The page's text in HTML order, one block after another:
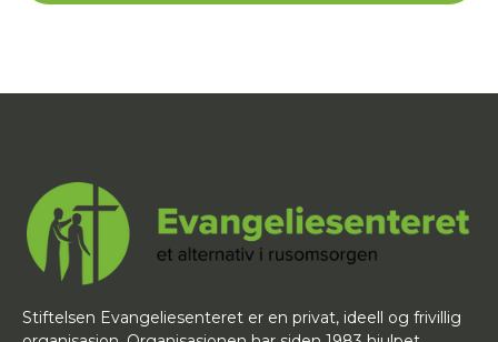
Stiftelsen Evangeliesenteret er en privat, ideell og frivillig